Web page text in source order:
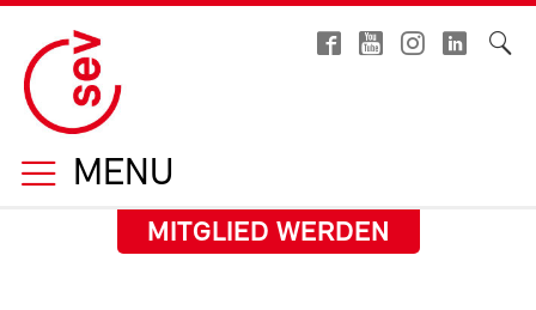
MENU
MITGLIED WERDEN